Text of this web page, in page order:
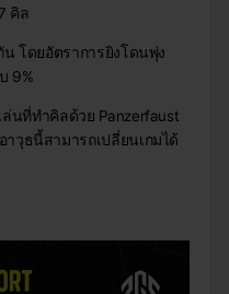
คิล
โดยอัตราการยิงโดนพุ่ง
9%
ล่นที่ทำคิลด้วย Panzerfaust
วุธนี้สามารถเปลี่ยนเกมได้